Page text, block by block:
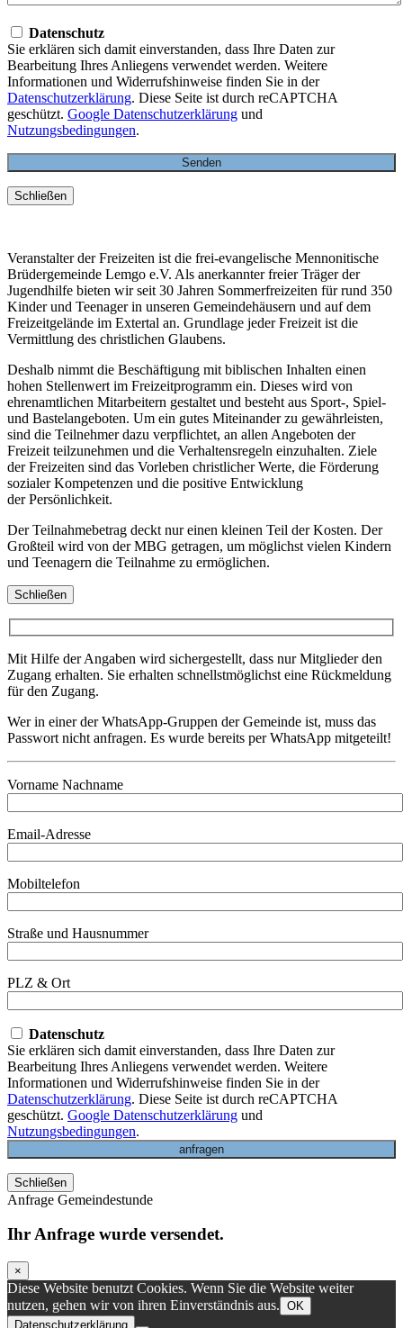
Datenschutz
Sie erklären sich damit einverstanden, dass Ihre Daten zur
Bearbeitung Ihres Anliegens verwendet werden. Weitere
Informationen und Widerrufshinweise finden Sie in der
Datenschutzerklärung. Diese Seite ist durch reCAPTCHA
geschützt. Google Datenschutzerklärung und
Nutzungsbedingungen.
Schließen
Veranstalter der Freizeiten ist die frei-evangelische Mennonitische
Brüdergemeinde Lemgo e.V. Als anerkannter freier Träger der
Jugendhilfe bieten wir seit 30 Jahren Sommerfreizeiten für rund 350
Kinder und Teenager in unseren Gemeindehäusern und auf dem
Freizeitgelände im Extertal an. Grundlage jeder Freizeit ist die
Vermittlung des christlichen Glaubens.
Deshalb nimmt die Beschäftigung mit biblischen Inhalten einen
hohen Stellenwert im Freizeitprogramm ein. Dieses wird von
ehrenamtlichen Mitarbeitern gestaltet und besteht aus Sport-, Spiel-
und Bastelangeboten. Um ein gutes Miteinander zu gewährleisten,
sind die Teilnehmer dazu verpflichtet, an allen Angeboten der
Freizeit teilzunehmen und die Verhaltensregeln einzuhalten. Ziele
der Freizeiten sind das Vorleben christlicher Werte, die Förderung
sozialer Kompetenzen und die positive Entwicklung
der Persönlichkeit.
Der Teilnahmebetrag deckt nur einen kleinen Teil der Kosten. Der
Großteil wird von der MBG getragen, um möglichst vielen Kindern
und Teenagern die Teilnahme zu ermöglichen.
Schließen
Mit Hilfe der Angaben wird sichergestellt, dass nur Mitglieder den
Zugang erhalten. Sie erhalten schnellstmöglichst eine Rückmeldung
für den Zugang.
Wer in einer der WhatsApp-Gruppen der Gemeinde ist, muss das
Passwort nicht anfragen. Es wurde bereits per WhatsApp mitgeteilt!
Vorname Nachname
Email-Adresse
Mobiltelefon
Straße und Hausnummer
PLZ & Ort
Datenschutz
Sie erklären sich damit einverstanden, dass Ihre Daten zur
Bearbeitung Ihres Anliegens verwendet werden. Weitere
Informationen und Widerrufshinweise finden Sie in der
Datenschutzerklärung. Diese Seite ist durch reCAPTCHA
geschützt. Google Datenschutzerklärung und
Nutzungsbedingungen.
Schließen
Anfrage Gemeindestunde
Ihr Anfrage wurde versendet.
×
Diese Website benutzt Cookies. Wenn Sie die Website weiter
nutzen, gehen wir von ihren Einverständnis aus. OK
Datenschutzerklärung